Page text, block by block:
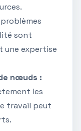
sont
une expertise
nœuds :
les
travail peut